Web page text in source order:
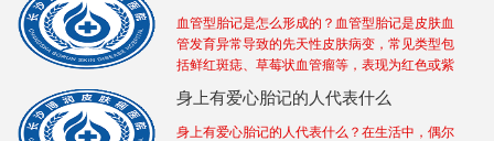
血管型胎记是怎么形成的？血管型胎记是皮肤血
管发育异常导致的先天性皮肤病变，常见类型包
括鲜红斑痣、草莓状血管瘤等，表现为红色或紫
身上有爱心胎记的人代表什么
身上有爱心胎记的人代表什么？在生活中，偶尔